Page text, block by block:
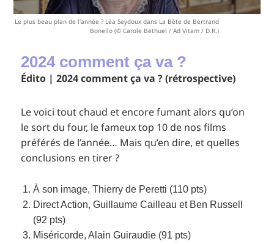
Le plus beau plan de l'année ? Léa Seydoux dans La Bête de Bertrand
Bonello (© Carole Bethuel / Ad Vitam / D.R.)
2024 comment ça va ?
Édito | 2024 comment ça va ? (rétrospective)
Le voici tout chaud et encore fumant alors qu’on
le sort du four, le fameux top 10 de nos films
préférés de l’année… Mais qu’en dire, et quelles
conclusions en tirer ?
À son image,Thierry de Peretti (110 pts)
Direct Action, Guillaume Cailleau et Ben Russell
(92 pts)
Miséricorde, Alain Guiraudie (91 pts)